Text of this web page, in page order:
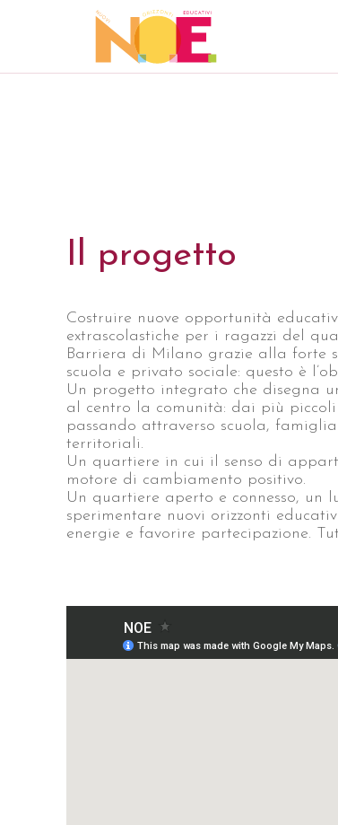
Il progetto
Costruire nuove opportunità
extrascolastiche per i ragazzi del
Barriera di Milano grazie alla forte
scuola e privato sociale: questo è
Un progetto integrato che disegna
al centro la comunità: dai più
passando attraverso scuola,
territoriali.
Un quartiere in cui il senso di
motore di cambiamento positivo.
Un quartiere aperto e connesso, un
sperimentare nuovi orizzonti
energie e favorire partecipazione.